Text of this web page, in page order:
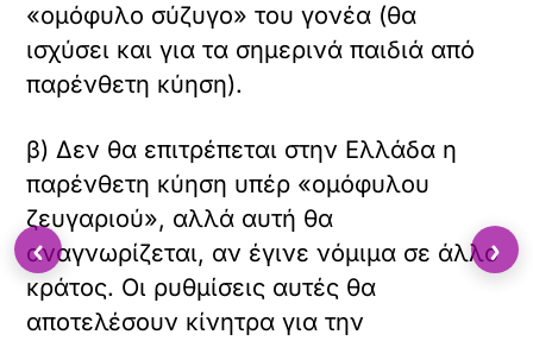
«ομόφυλο σύζυγο» του γονέα (θα
ισχύσει και για τα σημερινά παιδιά από
παρένθετη κύηση).
β) Δεν θα επιτρέπεται στην Ελλάδα η
παρένθετη κύηση υπέρ «ομόφυλου
ζευγαριού», αλλά αυτή θα
αναγνωρίζεται, αν έγινε νόμιμα σε άλλο
κράτος. Οι ρυθμίσεις αυτές θα
αποτελέσουν κίνητρα για την
‹ ›